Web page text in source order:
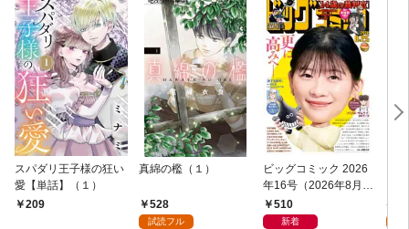
スパダリ王子様の狂い
愛【単話】（１）
209
真綿の檻（１）
528
試読フル
ビッグコミック 2026
年16号（2026年8月7
日発売）
510
新着